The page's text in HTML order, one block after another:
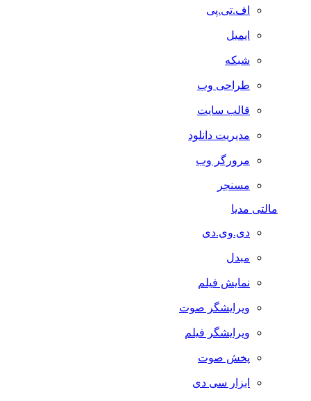
اف.تی.پی
ایمیل
شبکه
طراحی وب
قالب سایت
مدیریت دانلود
مرورگر وب
مسنجر
مالتی مدیا
دی.وی.دی
مبدل
نمایش فیلم
ویرایشگر صوت
ویرایشگر فیلم
پخش صوت
ابزار سی دی